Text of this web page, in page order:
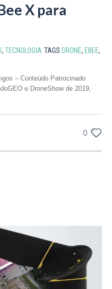
X para
, TECNOLOGIA TAGS DRONE, EBEE,
– Conteúdo Patrocinado
e DroneShow de 2019,
0